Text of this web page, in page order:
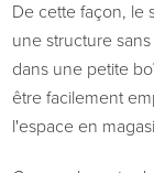
De cette façon, le
une structure
dans une petite
être facilement
l'espace en